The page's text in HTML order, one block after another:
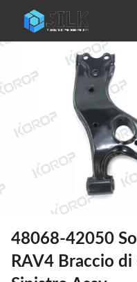
48068-42050
RAV4 Braccio